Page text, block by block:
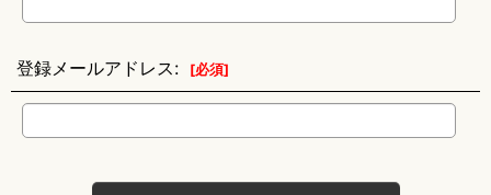
登録メールアドレス: [必須]